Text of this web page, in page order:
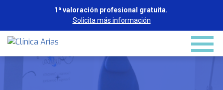
1ª valoración profesional gratuita.
Solicita más información